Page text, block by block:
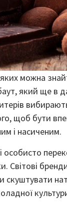
можна
який ще в
щоб бути
і насиченим.
особисто
Світові